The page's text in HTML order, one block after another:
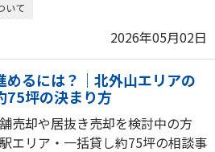
いて
2026年05月02日
るには？｜北外山エリアの
75坪の決まり方
売却や居抜き売却を検討中の方
エリア・一括貸し約75坪の相談事